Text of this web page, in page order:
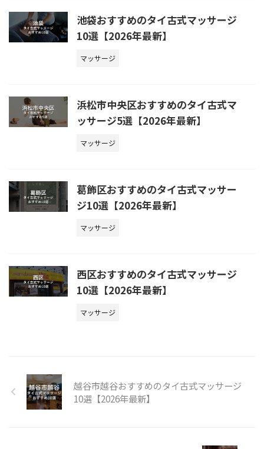
池袋おすすめのタイ古式マッサージ
10選【2026年最新】
マッサージ
浜松市中央区おすすめのタイ古式マ
ッサージ5選【2026年最新】
マッサージ
葛飾区おすすめのタイ古式マッサー
ジ10選【2026年最新】
マッサージ
西区おすすめのタイ古式マッサージ
10選【2026年最新】
マッサージ
越谷市越谷おすすめのタイ古式マッサージ
10選【2026年最新】